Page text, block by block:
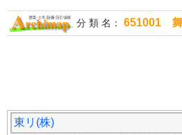
分 類 名： 651001
東リ(株)